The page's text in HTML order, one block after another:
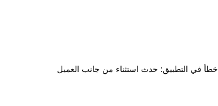
خطأ في التطبيق: حدث استثناء من جانب العميل